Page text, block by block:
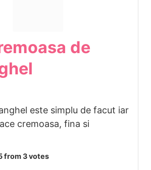
de
este simplu de facut iar
cremoasa, fina si
from3votes